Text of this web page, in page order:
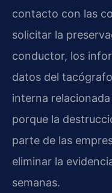
contacto con las
solicitar la
conductor, los
datos del
interna
porque la
parte de las
eliminar la
semanas.